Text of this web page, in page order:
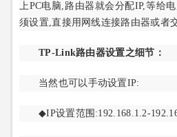
上PC电脑,路由器就会分配IP,等给
须设置,直接用网线连接路由器或者
TP-Link路由器设置之细节：
当然也可以手动设置IP:
◆IP设置范围:192.168.1.2-